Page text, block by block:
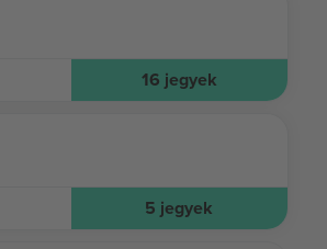
16 jegyek
5 jegyek